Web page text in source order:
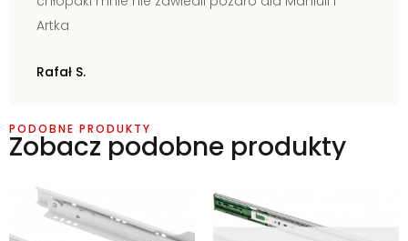
Artka
Rafał S.
PODOBNE PRODUKTY
Zobacz podobne produkty